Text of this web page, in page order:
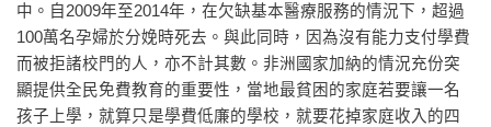
中。自2009年至2014年，在欠缺基本醫療服務的情況下，超過
100萬名孕婦於分娩時死去。與此同時，因為沒有能力支付學費
而被拒諸校門的人，亦不計其數。非洲國家加納的情況充份突
顯提供全民免費教育的重要性，當地最貧困的家庭若要讓一名
孩子上學，就算只是學費低廉的學校，就要花掉家庭收入的四